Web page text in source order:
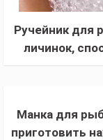
Ручейник для
личинок,
Манка для
приготовить